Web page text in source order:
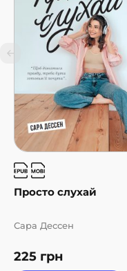
Просто слухай
225 грн
Сара Дессен